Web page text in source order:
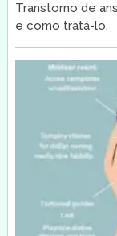
Transtorno de
e como tratá-lo.